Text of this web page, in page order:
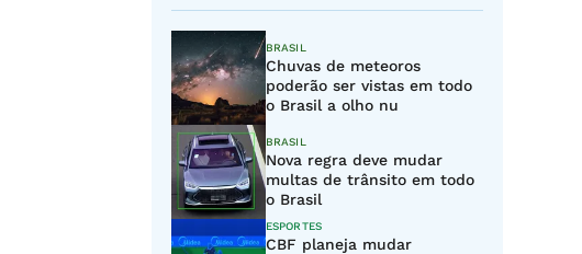
BRASIL
Chuvas de meteoros
poderão ser vistas em todo
o Brasil a olho nu
BRASIL
Nova regra deve mudar
multas de trânsito em todo
o Brasil
ESPORTES
CBF planeja mudar